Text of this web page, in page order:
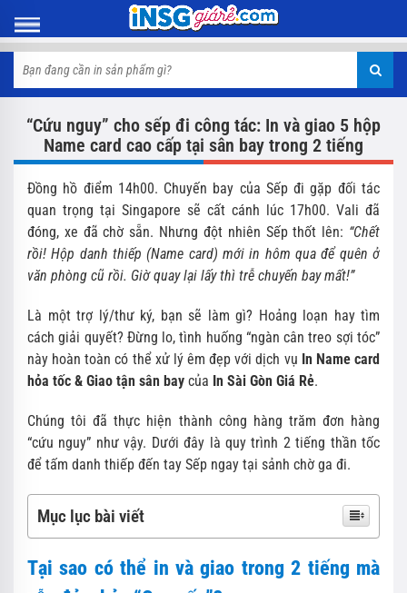
“Cứu nguy” cho sếp đi công tác: In và giao 5 hộp
Name card cao cấp tại sân bay trong 2 tiếng
Đồng hồ điểm 14h00. Chuyến bay của Sếp đi gặp đối tác
quan trọng tại Singapore sẽ cất cánh lúc 17h00. Vali đã
đóng, xe đã chờ sẵn. Nhưng đột nhiên Sếp thốt lên: “Chết
rồi! Hộp danh thiếp (Name card) mới in hôm qua để quên ở
văn phòng cũ rồi. Giờ quay lại lấy thì trễ chuyến bay mất!”
Là một trợ lý/thư ký, bạn sẽ làm gì? Hoảng loạn hay tìm
cách giải quyết? Đừng lo, tình huống “ngàn cân treo sợi tóc”
này hoàn toàn có thể xử lý êm đẹp với dịch vụ In Name card
hỏa tốc & Giao tận sân bay của In Sài Gòn Giá Rẻ.
Chúng tôi đã thực hiện thành công hàng trăm đơn hàng
“cứu nguy” như vậy. Dưới đây là quy trình 2 tiếng thần tốc
để tấm danh thiếp đến tay Sếp ngay tại sảnh chờ ga đi.
Mục lục bài viết
Tại sao có thể in và giao trong 2 tiếng mà